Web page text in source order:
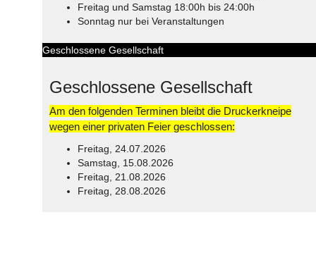
Freitag und Samstag 18:00h bis 24:00h
Sonntag nur bei Veranstaltungen
Geschlossene Gesellschaft
Geschlossene Gesellschaft
Am den folgenden Terminen bleibt die Druckerkneipe
wegen einer privaten Feier geschlossen:
Freitag, 24.07.2026
Samstag, 15.08.2026
Freitag, 21.08.2026
Freitag, 28.08.2026